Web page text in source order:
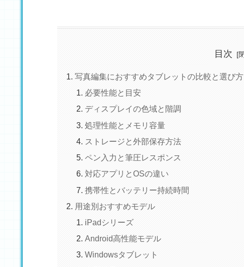
目次
写真編集におすすめタブレットの比較と選び方
必要性能と目安
ディスプレイの色域と階調
処理性能とメモリ容量
ストレージと外部保存方法
ペン入力と筆圧レスポンス
対応アプリとOSの違い
携帯性とバッテリー持続時間
用途別おすすめモデル
iPadシリーズ
Android高性能モデル
Windowsタブレット